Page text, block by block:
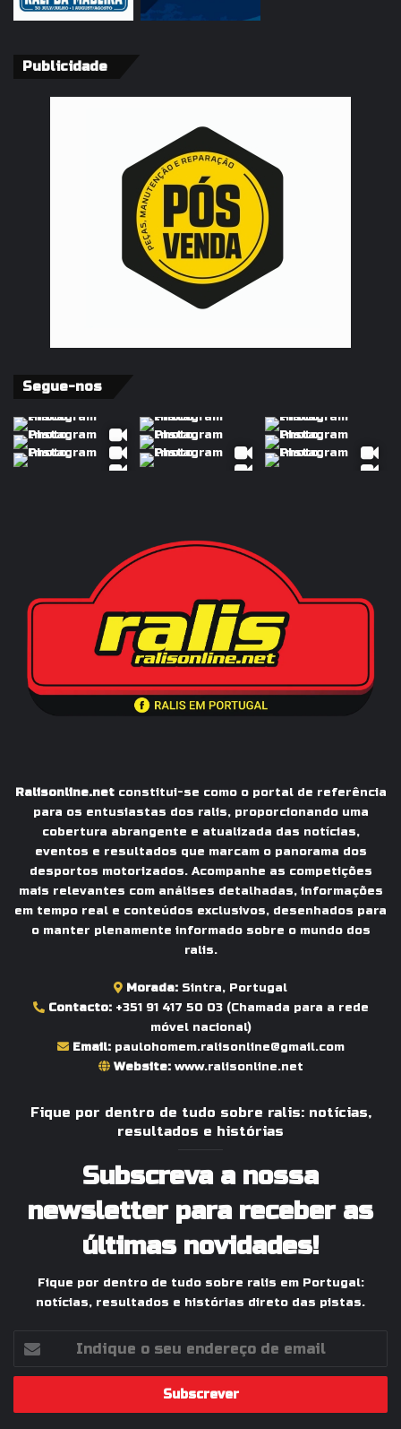
Publicidade
Segue-nos
Ralisonline.netconstitui-se como o portal de referência
para os entusiastas dos ralis, proporcionando uma
cobertura abrangente e atualizada das notícias,
eventos e resultados que marcam o panorama dos
desportos motorizados. Acompanhe as competições
mais relevantes com análises detalhadas, informações
em tempo real e conteúdos exclusivos, desenhados para
o manter plenamente informado sobre o mundo dos
ralis.
Morada: Sintra, Portugal
Contacto: +351 91 417 50 03(Chamada para a rede
móvel nacional)
Email: paulohomem.ralisonline@gmail.com
Website: www.ralisonline.net
Fique por dentro de tudo sobre ralis: notícias,
resultados e histórias
Subscreva a nossa
newsletter para receber as
últimas novidades!
Fique por dentro de tudo sobre ralis em Portugal:
notícias, resultados e histórias direto das pistas.
seu
de